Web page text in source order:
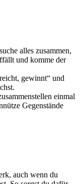
alles zusammen,
und komme der
gewinnt“ und
einmal
Gegenstände
auch wenn du